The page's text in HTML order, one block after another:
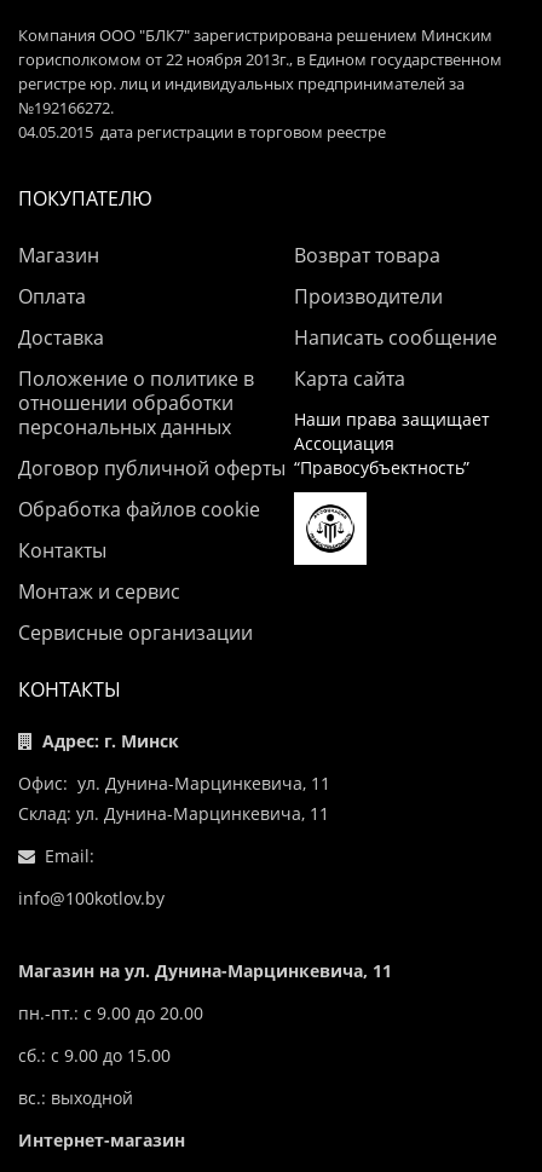
Компания ООО "БЛК7" зарегистрирована решением Минским
горисполкомом от 22 ноября 2013г., в Едином государственном
регистре юр. лиц и индивидуальных предпринимателей за
№192166272.
04.05.2015 дата регистрации в торговом реестре
ПОКУПАТЕЛЮ
Магазин
Оплата
Доставка
Положение о политике в
отношении обработки
персональных данных
Договор публичной оферты
Обработка файлов cookie
Контакты
Монтаж и сервис
Сервисные организации
Возврат товара
Производители
Написать сообщение
Карта сайта
Наши права защищает
Ассоциация
“Правосубъектность”
КОНТАКТЫ
Адрес: г. Минск
Офис: ул. Дунина-Марцинкевича, 11
Склад: ул. Дунина-Марцинкевича, 11
Email:
info@100kotlov.by
Магазин на ул. Дунина-Марцинкевича, 11
пн.-пт.: с 9.00 до 20.00
сб.: с 9.00 до 15.00
вс.: выходной
Интернет-магазин